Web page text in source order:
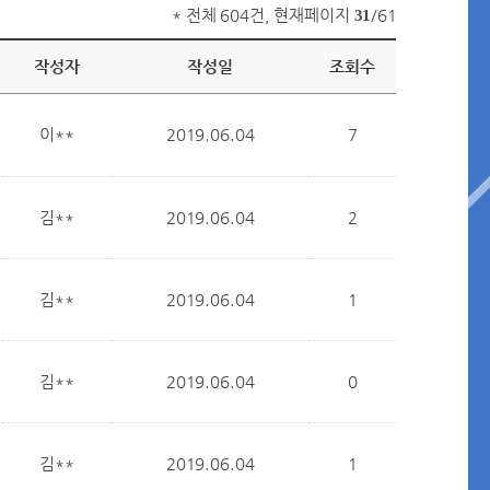
* 전체 604건, 현재페이지 31 /61
작성자 작성일 조회수
이** 2019.06.04 7
김** 2019.06.04 2
김** 2019.06.04 1
김** 2019.06.04 0
김** 2019.06.04 1